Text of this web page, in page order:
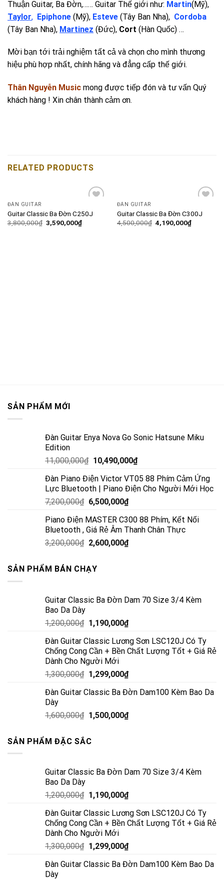
Thuận Guitar, Ba Đờn,…… Guitar Thế giới như: Martin(Mỹ),
Taylor, Epiphone (Mỹ), Esteve (Tây Ban Nha), Cordoba
(Tây Ban Nha), Martinez (Đức), Cort (Hàn Quốc) …
Mời bạn tới trải nghiệm tất cả và chọn cho mình thương
hiệu phù hợp nhất, chính hãng và đẳng cấp thế giới.
Thân Nguyễn Music mong được tiếp đón và tư vấn Quý
khách hàng ! Xin chân thành cảm ơn.
RELATED PRODUCTS
wishlist
ĐÀN GUITAR
Guitar Classic Ba Đờn C250J
3,800,000₫ 3,590,000₫
wishlist
ĐÀN GUITAR
Guitar Classic Ba Đờn C300J
4,500,000₫ 4,190,000₫
SẢN PHẨM MỚI
Đàn Guitar Enya Nova Go Sonic Hatsune Miku
Edition
11,000,000₫ 10,490,000₫
Đàn Piano Điện Victor VT05 88 Phím Cảm Ứng
Lực Bluetooth | Piano Điện Cho Người Mới Học
7,200,000₫ 6,500,000₫
Piano Điện MASTER C300 88 Phím, Kết Nối
Bluetooth , Giá Rẻ Âm Thanh Chân Thực
3,200,000₫ 2,600,000₫
SẢN PHẨM BÁN CHẠY
Guitar Classic Ba Đờn Dam 70 Size 3/4 Kèm
Bao Da Dày
1,200,000₫ 1,190,000₫
Đàn Guitar Classic Lương Sơn LSC120J Có Ty
Chống Cong Cần + Bền Chất Lượng Tốt + Giá Rẻ
Dành Cho Người Mới
1,300,000₫ 1,299,000₫
Đàn Guitar Classic Ba Đờn Dam100 Kèm Bao Da
Dày
1,600,000₫ 1,500,000₫
SẢN PHẨM ĐẶC SẮC
Guitar Classic Ba Đờn Dam 70 Size 3/4 Kèm
Bao Da Dày
1,200,000₫ 1,190,000₫
Đàn Guitar Classic Lương Sơn LSC120J Có Ty
Chống Cong Cần + Bền Chất Lượng Tốt + Giá Rẻ
Dành Cho Người Mới
1,300,000₫ 1,299,000₫
Đàn Guitar Classic Ba Đờn Dam100 Kèm Bao Da
Dày